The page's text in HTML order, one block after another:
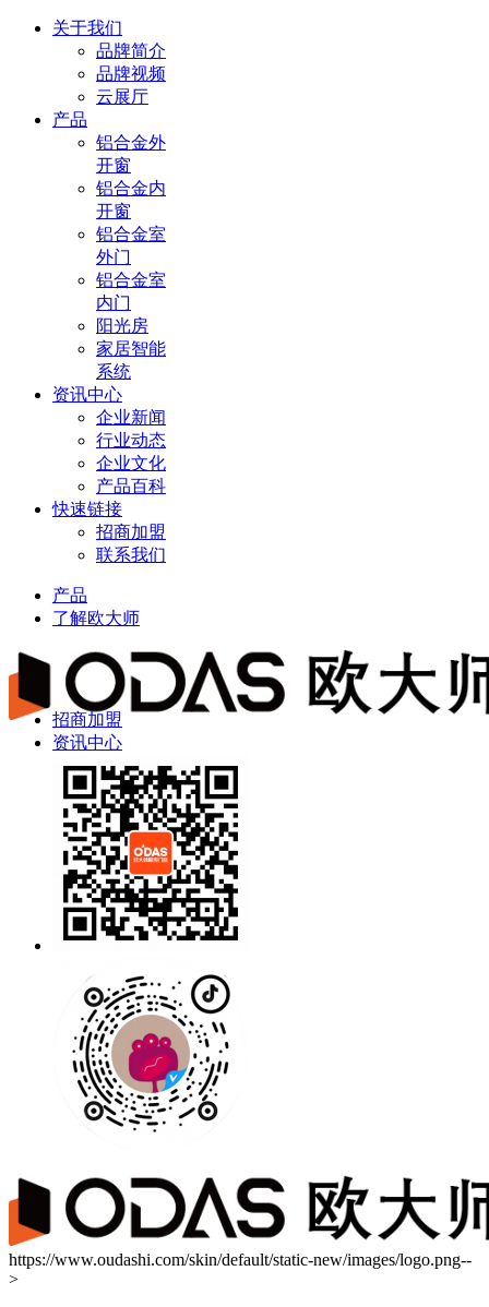
关于我们
品牌简介
品牌视频
云展厅
产品
铝合金外
开窗
铝合金内
开窗
铝合金室
外门
铝合金室
内门
阳光房
家居智能
系统
资讯中心
企业新闻
行业动态
企业文化
产品百科
快速链接
招商加盟
联系我们
产品
了解欧大师
招商加盟
资讯中心
https://www.oudashi.com/skin/default/static-new/images/logo.png--
>